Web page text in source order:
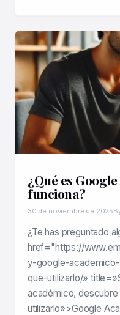
¿Qué es
funciona?
30 de noviembre de 2025
¿Te has preguntado
href="https://
y-google-
que-utilizarlo/»
académico,
utilizarlo»>Google